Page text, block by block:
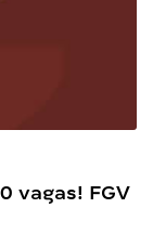
vagas! FGV